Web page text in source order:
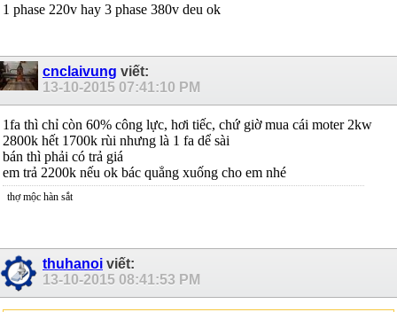
1 phase 220v hay 3 phase 380v deu ok
cnclaivung viết:
13-10-2015 07:41:10 PM
1fa thì chỉ còn 60% công lực, hơi tiếc, chứ giờ mua cái moter 2kw
2800k hết 1700k rùi nhưng là 1 fa dể sài
bán thì phải có trả giá
em trả 2200k nếu ok bác quẳng xuống cho em nhé
thợ mộc hàn sắt
thuhanoi viết:
13-10-2015 08:41:53 PM